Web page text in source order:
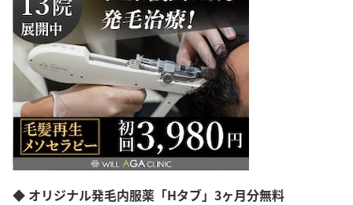
◆ オリジナル発毛内服薬「Hタブ」3ヶ月分無料